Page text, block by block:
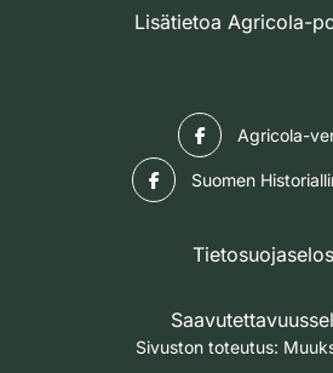
Lisätietoa Agricola-
Agricola-
Suomen
Sivuston toteutus: